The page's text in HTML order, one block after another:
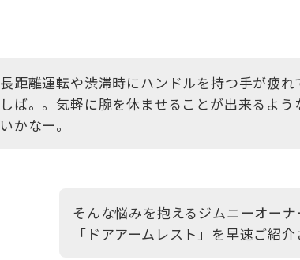
長距離運転や渋滞時にハンドルを持つ手が疲れ
しば。。気軽に腕を休ませることが出来るよう
いかなー。
そんな悩みを抱えるジムニーオー
「ドアアームレスト」を早速ご紹介